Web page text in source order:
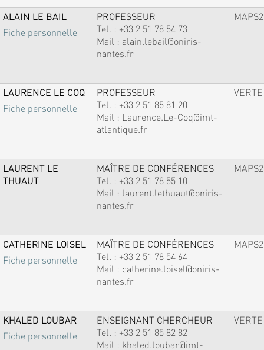
ALAIN LE BAIL
Fiche personnelle
PROFESSEUR
Tel. : +33 2 51 78 54 73
Mail : alain.lebail@oniris-
nantes.fr
MAPS2
LAURENCE LE COQ
Fiche personnelle
PROFESSEUR
Tel. : +33 2 51 85 81 20
Mail : Laurence.Le-Coq@imt-
atlantique.fr
VERTE
LAURENT LE
THUAUT
MAÎTRE DE CONFÉRENCES
Tel. : +33 2 51 78 55 10
Mail : laurent.lethuaut@oniris-
nantes.fr
MAPS2
CATHERINE LOISEL
Fiche personnelle
MAÎTRE DE CONFÉRENCES
Tel. : +33 2 51 78 54 64
Mail : catherine.loisel@oniris-
nantes.fr
MAPS2
KHALED LOUBAR
Fiche personnelle
ENSEIGNANT CHERCHEUR
Tel. : +33 2 51 85 82 82
Mail : khaled.loubar@imt-
VERTE